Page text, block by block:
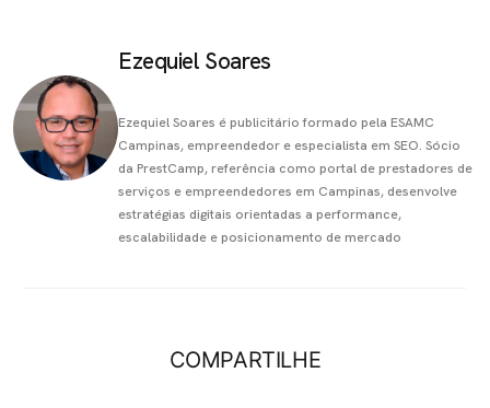
Ezequiel Soares
Ezequiel Soares é publicitário formado pela ESAMC
Campinas, empreendedor e especialista em SEO. Sócio
da PrestCamp, referência como portal de prestadores de
serviços e empreendedores em Campinas, desenvolve
estratégias digitais orientadas a performance,
escalabilidade e posicionamento de mercado
COMPARTILHE